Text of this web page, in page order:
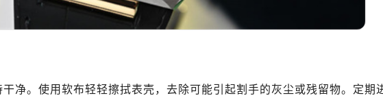
路600号富力中心T2座写字楼29层03室（需提前预约）
号国际金融大厦7层G室（需提前预约）
号万科金融中心C座12层1205室（需提前预约）
139号恒隆广场写字楼1座11层1104室（需提前预约）
净。使用软布轻轻擦拭表壳，去除可能引起割手的灰尘或残留物。定期